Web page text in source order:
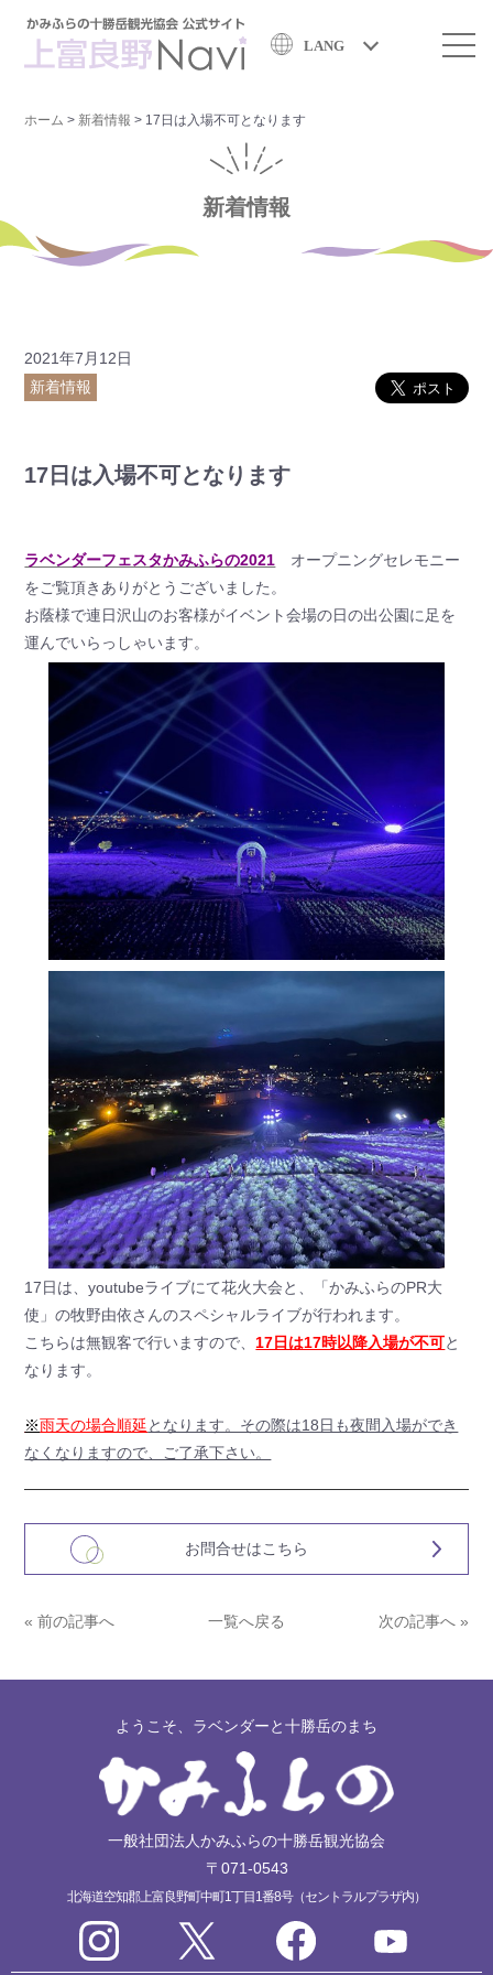
LANG
ホーム > 新着情報 > 17日は入場不可となります
新着情報
2021年7月12日
新着情報
17日は入場不可となります
ラベンダーフェスタかみふらの2021 オープニングセレモニー
をご覧頂きありがとうございました。
お蔭様で連日沢山のお客様がイベント会場の日の出公園に足を
運んでいらっしゃいます。
17日は、youtubeライブにて花火大会と、「かみふらのPR大
使」の牧野由依さんのスペシャルライブが行われます。
こちらは無観客で行いますので、 17日は17時以降入場が不可と
なります。
※雨天の場合順延となります。その際は18日も夜間入場ができ
なくなりますので、ご了承下さい。
お問合せはこちら
« 前の記事へ 一覧へ戻る 次の記事へ »
ようこそ、ラベンダーと十勝岳のまち
一般社団法人かみふらの十勝岳観光協会
〒071-0543
北海道空知郡上富良野町中町1丁目1番8号（セントラルプラザ内）